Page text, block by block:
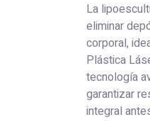
La
eliminar
corporal,
Plástica
tecnología
garantizar
integral